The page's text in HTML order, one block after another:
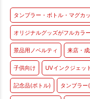
タンブラー・ボトル・マグカ
オリジナルグッズがフルカラ
景品用ノベルティ 来店・
子供向け UVインクジェッ
記念品(ボトル) タンブラー